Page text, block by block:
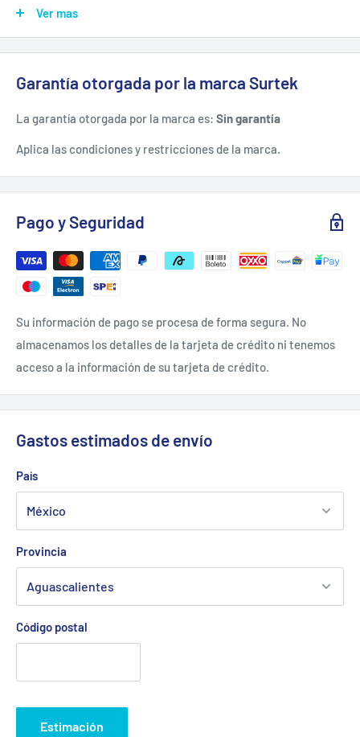
Unitalla
Talla: Unitalla
FICHA TÉCNICA.
Ver mas
Garantía otorgada por la marca Surtek
La garantía otorgada por la marca es: Sin garantía
Aplica las condiciones y restricciones de la marca.
Pago y Seguridad
Su información de pago se procesa de forma segura. No
almacenamos los detalles de la tarjeta de crédito ni tenemos
acceso a la información de su tarjeta de crédito.
Gastos estimados de envío
País
Provincia
Código postal
Estimación